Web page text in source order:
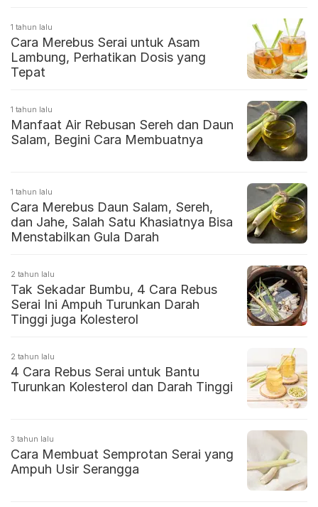
1 tahun lalu
Cara Merebus Serai untuk Asam
Lambung, Perhatikan Dosis yang
Tepat
1 tahun lalu
Manfaat Air Rebusan Sereh dan Daun
Salam, Begini Cara Membuatnya
1 tahun lalu
Cara Merebus Daun Salam, Sereh,
dan Jahe, Salah Satu Khasiatnya Bisa
Menstabilkan Gula Darah
2 tahun lalu
Tak Sekadar Bumbu, 4 Cara Rebus
Serai Ini Ampuh Turunkan Darah
Tinggi juga Kolesterol
2 tahun lalu
4 Cara Rebus Serai untuk Bantu
Turunkan Kolesterol dan Darah Tinggi
3 tahun lalu
Cara Membuat Semprotan Serai yang
Ampuh Usir Serangga